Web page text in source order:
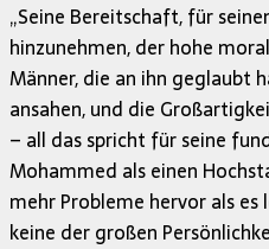
„Seine Bereitschaft, für
hinzunehmen, der hohe
Männer, die an ihn geglaubt
ansahen, und die
– all das spricht für seine
Mohammed als einen
mehr Probleme hervor als
keine der großen